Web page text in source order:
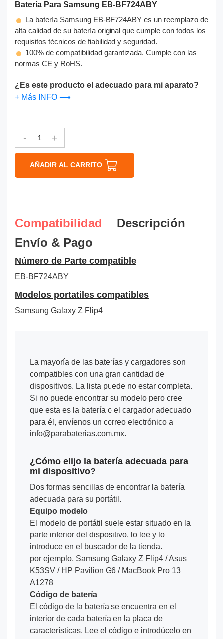
Batería Para Samsung EB-BF724ABY
La batería Samsung EB-BF724ABY es un reemplazo de
alta calidad de su batería original que cumple con todos los
requisitos técnicos de fiabilidad y seguridad.
100% de compatibilidad garantizada. Cumple con las
normas CE y RoHS.
¿Es este producto el adecuado para mi aparato?
+ Más INFO ⟶
- +
AÑADIR AL CARRITO
Compatibilidad
Descripción
Envío & Pago
Número de Parte compatible
EB-BF724ABY
Modelos portatiles compatibles
Samsung Galaxy Z Flip4
La mayoría de las baterías y cargadores son
compatibles con una gran cantidad de
dispositivos. La lista puede no estar completa.
Si no puede encontrar su modelo pero cree
que esta es la batería o el cargador adecuado
para él, envíenos un correo electrónico a
info@parabaterias.com.mx.
¿Cómo elijo la batería adecuada para
mi dispositivo?
Dos formas sencillas de encontrar la batería
adecuada para su portátil.
Equipo modelo
El modelo de portátil suele estar situado en la
parte inferior del dispositivo, lo lee y lo
introduce en el buscador de la tienda.
por ejemplo, Samsung Galaxy Z Flip4 / Asus
K53SV / HP Pavilion G6 / MacBook Pro 13
A1278
Código de batería
El código de la batería se encuentra en el
interior de cada batería en la placa de
características. Lee el código e introdúcelo en